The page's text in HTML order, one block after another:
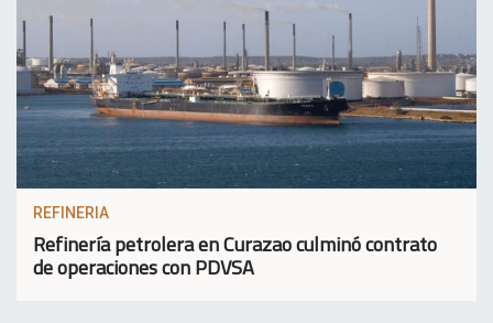
REFINERIA
Refinería petrolera en Curazao culminó contrato
de operaciones con PDVSA